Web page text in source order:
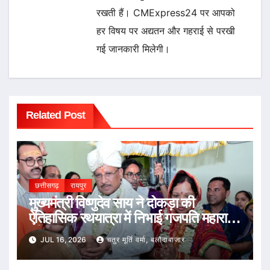
रखती हैं। CMExpress24 पर आपको
हर विषय पर अद्यतन और गहराई से परखी
गई जानकारी मिलेगी।
Related Post
छत्तीसगढ़ रायपुर
मुख्यमंत्री विष्णुदेव साय ने दोकड़ा की
ऐतिहासिक रथयात्रा में निभाई गजपति महाराजा
की परंपरा : भगवान जगन्नाथ का रथ खींचकर
प्रदेशवासियों के सुख, समृद्धि और खुशहाली की
कामना की
JUL 16, 2026 चतुर मूर्ति वर्मा, बलौदाबाजार